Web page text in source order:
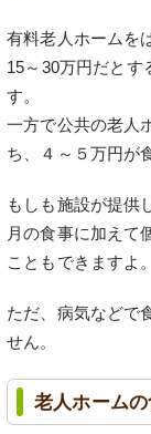
有料老人ホームを
15～30万円だとす
す。
一方で公共の老人
ち、４～５万円が
もしも施設が提供
月の食事に加えて
こともできますよ。
ただ、病気などで
せん。
老人ホーム